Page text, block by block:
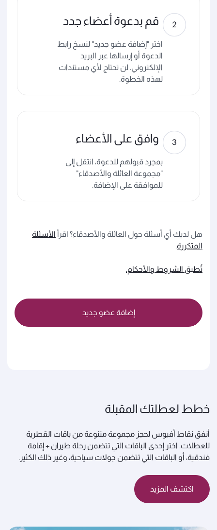
قم بدعوة أعضاء جدد
اختر "إضافة عضو جديد" لنسخ رابط
الدعوة أو إرسالها عبر البريد
الإلكتروني. لن تحتاج لأي مستندات
لهذه الخطوة.
وافق على الأعضاء
بمجرد قبولهم للدعوة، انتقل إلى
"مجموعة العائلة والأصدقاء"
للموافقة على الإضافة.
هل لديك أي أسئلة حول العائلة والأصدقاء؟ اقرأ الأسئلة
المتكررة.
تُطبق الشروط والأحكام.
إضافة عضو جديد
خطط لعطلتك المقبلة
أنفق نقاط أفيوس لحجز مجموعة متنوعة من باقات القطرية
للعطلات. اختر إحدى الباقات التي تتضمن رحلة طيران + إقامة
فندقية، أو الباقات التي تتضمن جولات سياحية، وغير ذلك الكثير.
اكتشف المزيد